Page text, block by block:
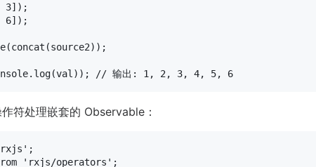
3
6]);
(concat (source2));
. log(val)); // 输出: 1, 2, 3, 4, 5, 6
符处理嵌套的 Observable：
'rxjs/operators' ;